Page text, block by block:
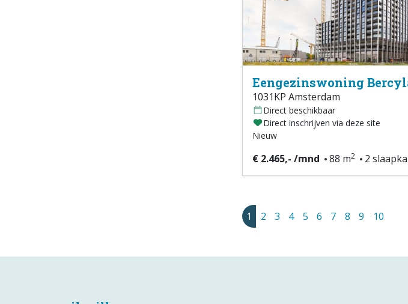
Eengezinswoning
1031KP Amsterdam
Direct beschikbaar
Direct inschrijven via deze site
Nieuw
€ 2.465,- /mnd 88 m2 2
1 2 3 4 5 6 7 8 9 10